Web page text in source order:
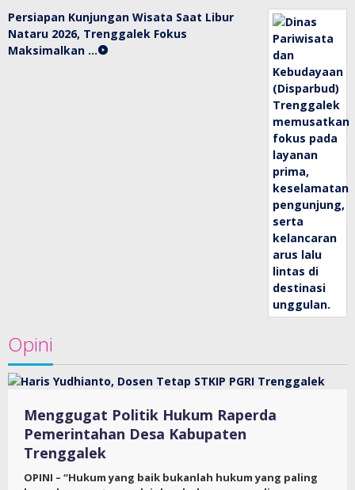
Persiapan Kunjungan Wisata Saat Libur
Nataru 2026, Trenggalek Fokus
Maksimalkan …
Opini
Menggugat Politik Hukum Raperda
Pemerintahan Desa Kabupaten
Trenggalek
OPINI – “Hukum yang baik bukanlah hukum yang paling